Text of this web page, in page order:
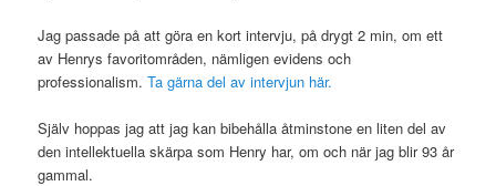
Jag passade på att göra en kort intervju, på drygt 2 min, om ett
av Henrys favoritområden, nämligen evidens och
professionalism.Ta gärna del av intervjun här.
Själv hoppas jag att jag kan bibehålla åtminstone en liten del av
den intellektuella skärpa som Henry har, om och när jag blir 93 år
gammal.